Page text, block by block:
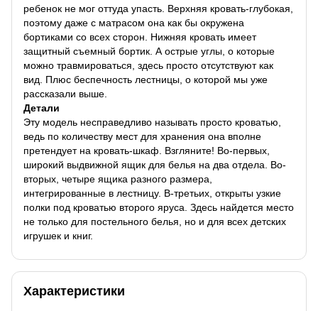
ребенок не мог оттуда упасть. Верхняя кровать-глубокая,
поэтому даже с матрасом она как бы окружена
бортиками со всех сторон. Нижняя кровать имеет
защитный съемный бортик. А острые углы, о которые
можно травмироваться, здесь просто отсутствуют как
вид. Плюс беспечность лестницы, о которой мы уже
рассказали выше.
Детали
Эту модель несправедливо называть просто кроватью,
ведь по количеству мест для хранения она вполне
претендует на кровать-шкаф. Взгляните! Во-первых,
широкий выдвижной ящик для белья на два отдела. Во-
вторых, четыре ящика разного размера,
интегрированные в лестницу. В-третьих, открыты узкие
полки под кроватью второго яруса. Здесь найдется место
не только для постельного белья, но и для всех детских
игрушек и книг.
Характеристики